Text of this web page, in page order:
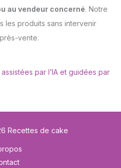
au vendeur concerné. Notre
les produits sans intervenir
vente.
par l’IA et guidées par
Recettes de cake